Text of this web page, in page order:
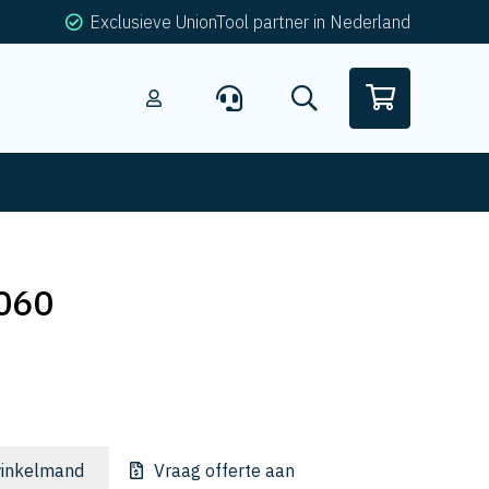
Exclusieve UnionTool partner in Nederland
Vraag offerte aan